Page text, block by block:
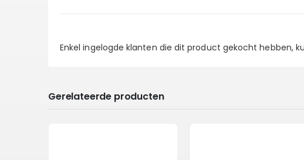
Enkel ingelogde klanten die dit product gekocht hebben,
Gerelateerde producten